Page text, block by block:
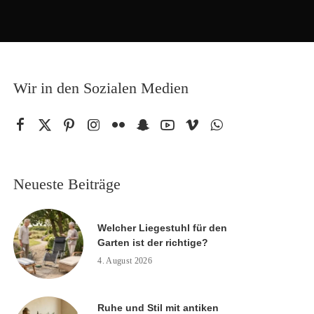
Wir in den Sozialen Medien
Neueste Beiträge
Welcher Liegestuhl für den
Garten ist der richtige?
4. August 2026
Ruhe und Stil mit antiken